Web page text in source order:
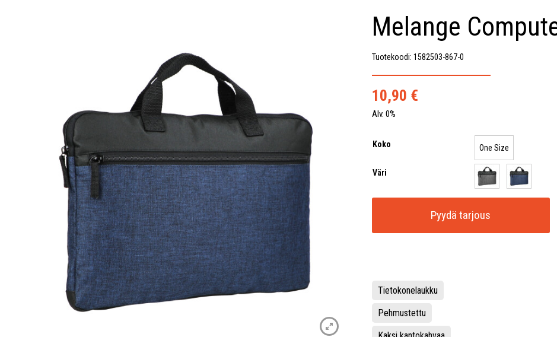
Melange
Tuotekoodi: 1582503-867-0
10,90 €
Alv. 0%
Koko One Size
Väri
Pyydä tarjous
Tietokonelaukku
Pehmustettu